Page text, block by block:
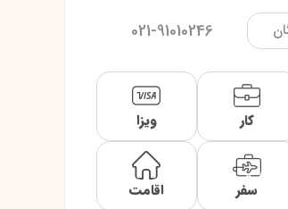
021-91010246
کار ویزا
سفر اقامت